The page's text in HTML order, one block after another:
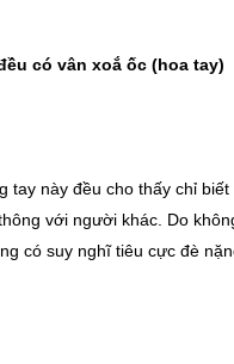
có vân xoắ ốc (hoa tay)
tay này đều cho thấy chỉ
với người khác. Do
có suy nghĩ tiêu cực đè